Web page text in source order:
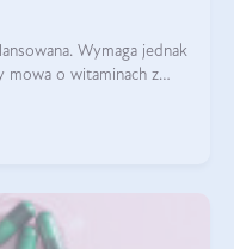
Wymaga jednak
mowa o witaminach z